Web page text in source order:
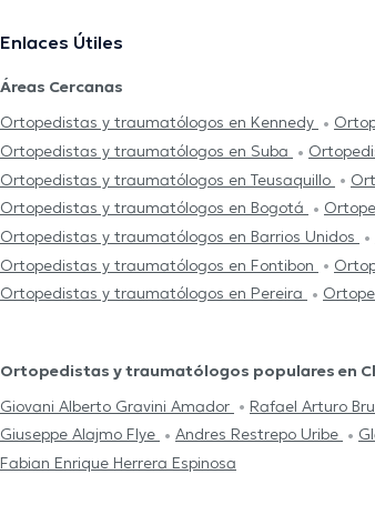
Enlaces Útiles
Áreas Cercanas
Ortopedistas y traumatólogos en Kennedy
Ortopedistas y traumatólogos en Suba
Ortopedistas y traumatólogos en Teusaquillo
Ortopedistas y traumatólogos en Bogotá
Ortopedistas y traumatólogos en Barrios Unidos
Ortopedistas y traumatólogos en Fontibon
Ortopedistas y traumatólogos en Pereira
Ortopedistas y traumatólogos populares en
Giovani Alberto Gravini Amador
Rafael Arturo
Giuseppe Alajmo Flye
Andres Restrepo Uribe
Fabian Enrique Herrera Espinosa